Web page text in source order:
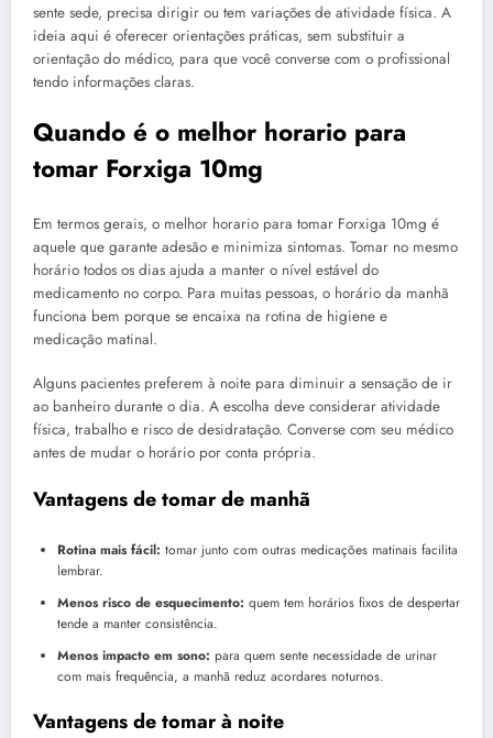
sente sede, precisa dirigir ou tem variações de atividade física. A
ideia aqui é oferecer orientações práticas, sem substituir a
orientação do médico, para que você converse com o profissional
tendo informações claras.
Quando é o melhor horario para
tomar Forxiga 10mg
Em termos gerais, o melhor horario para tomar Forxiga 10mg é
aquele que garante adesão e minimiza sintomas. Tomar no mesmo
horário todos os dias ajuda a manter o nível estável do
medicamento no corpo. Para muitas pessoas, o horário da manhã
funciona bem porque se encaixa na rotina de higiene e
medicação matinal.
Alguns pacientes preferem à noite para diminuir a sensação de ir
ao banheiro durante o dia. A escolha deve considerar atividade
física, trabalho e risco de desidratação. Converse com seu médico
antes de mudar o horário por conta própria.
Vantagens de tomar de manhã
Rotina mais fácil: tomar junto com outras medicações matinais facilita
lembrar.
Menos risco de esquecimento: quem tem horários fixos de despertar
tende a manter consistência.
Menos impacto em sono: para quem sente necessidade de urinar
com mais frequência, a manhã reduz acordares noturnos.
Vantagens de tomar à noite